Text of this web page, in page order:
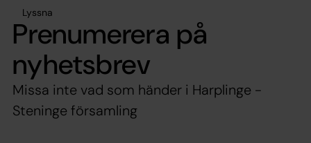
Lyssna
Prenumerera på
nyhetsbrev
Missa inte vad som händer i Harplinge -
Steninge församling